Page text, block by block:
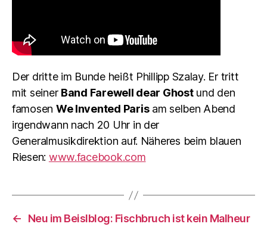
Der dritte im Bunde heißt Phillipp Szalay. Er tritt
mit seiner Band Farewell dear Ghostund den
famosen We Invented Parisam selben Abend
irgendwann nach 20 Uhr in der
Generalmusikdirektion auf. Näheres beim blauen
Riesen: www.facebook.com
←
Neu im Beislblog: Fischbruch ist kein Malheur